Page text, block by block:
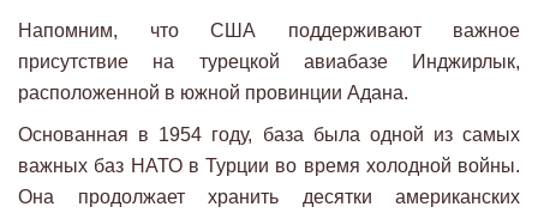
Напомним, что США поддерживают важное
присутствие на турецкой авиабазе Инджирлык,
расположенной в южной провинции Адана.
Основанная в 1954 году, база была одной из самых
важных баз НАТО в Турции во время холодной войны.
Она продолжает хранить десятки американских